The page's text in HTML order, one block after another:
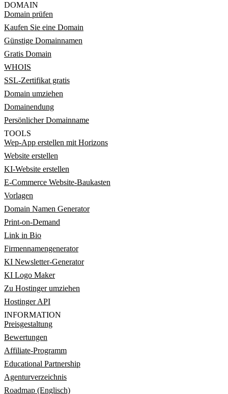
DOMAIN
Domain prüfen
Kaufen Sie eine Domain
Günstige Domainnamen
Gratis Domain
WHOIS
SSL-Zertifikat gratis
Domain umziehen
Domainendung
Persönlicher Domainname
TOOLS
Wep-App erstellen mit Horizons
Website erstellen
KI-Website erstellen
E-Commerce Website-Baukasten
Vorlagen
Domain Namen Generator
Print-on-Demand
Link in Bio
Firmennamengenerator
KI Newsletter-Generator
KI Logo Maker
Zu Hostinger umziehen
Hostinger API
INFORMATION
Preisgestaltung
Bewertungen
Affiliate-Programm
Educational Partnership
Agenturverzeichnis
Roadmap (Englisch)